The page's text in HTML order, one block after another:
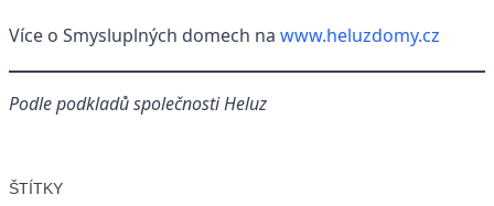
Více o Smysluplných domech na www.heluzdomy.cz
Podle podkladů společnosti Heluz
ŠTÍTKY